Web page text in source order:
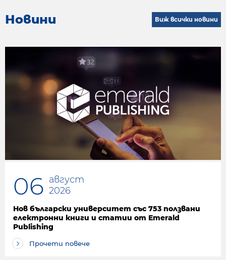
Новини Виж всички новини
06 август
2026
Нов български университет със 753 ползвани
електронни книги и статии от Emerald
Publishing
Прочети повече